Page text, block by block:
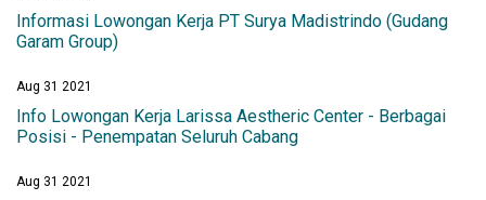
Informasi Lowongan Kerja PT Surya Madistrindo (Gudang
Garam Group)
Aug 31 2021
Info Lowongan Kerja Larissa Aestheric Center - Berbagai
Posisi - Penempatan Seluruh Cabang
Aug 31 2021